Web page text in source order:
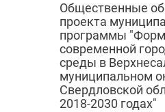
Общественные
проекта
программы
современной
среды в
муниципальном
Свердловской
2018-2030 годах"